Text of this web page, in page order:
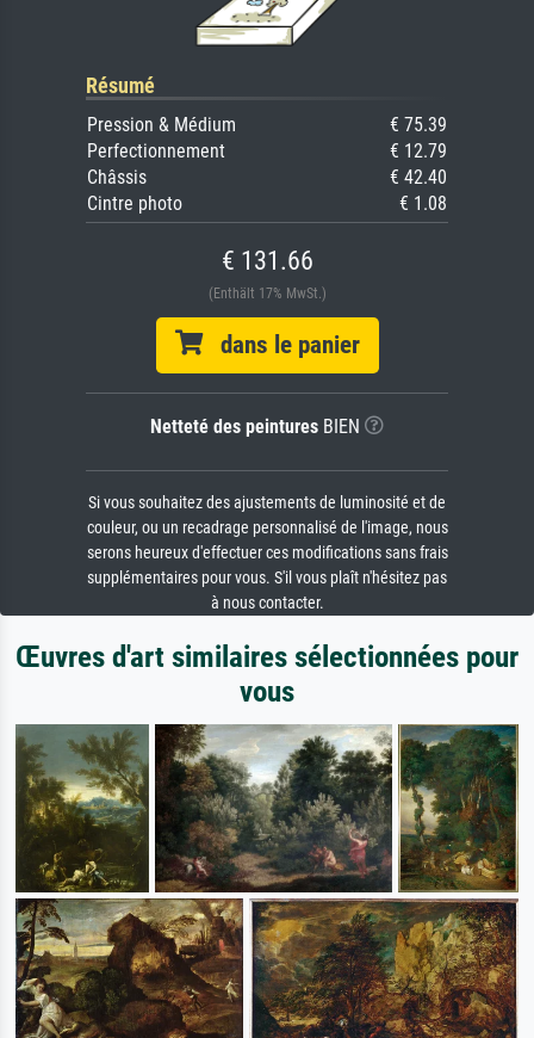
Résumé
Pression & Médium
€ 75.39
Perfectionnement
€ 12.79
Châssis
€ 42.40
Cintre photo
€ 1.08
€ 131.66
(Enthält 17% MwSt.)
dans le panier
Netteté des peintures BIEN
Si vous souhaitez des ajustements de luminosité et de
couleur, ou un recadrage personnalisé de l'image, nous
serons heureux d'effectuer ces modifications sans frais
supplémentaires pour vous. S'il vous plaît n'hésitez pas
à nous contacter.
Œuvres d'art similaires sélectionnées pour
vous